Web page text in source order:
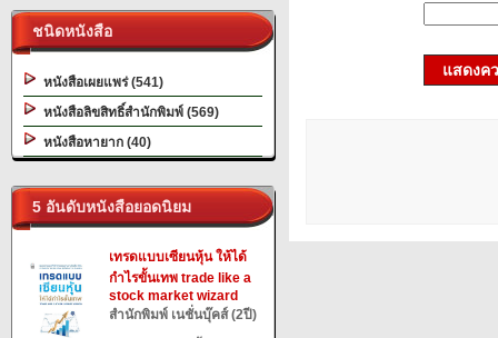
ชนิดหนังสือ
หนังสือเผยแพร่ (541)
หนังสือลิขสิทธิ์สำนักพิมพ์ (569)
หนังสือหายาก (40)
5 อันดับหนังสือยอดนิยม
เทรดแบบเซียนหุ้น ให้ได้
กำไรขั้นเทพ trade like a
stock market wizard
สำนักพิมพ์ เนชั่นบุ๊คส์ (2ปี)
แสดงค